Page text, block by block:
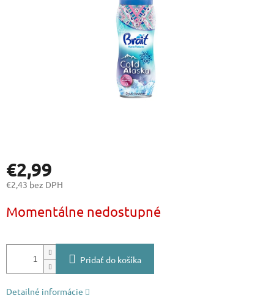
€2,99
€2,43 bez DPH
cena:
Momentálne nedostupné
Pridať do košíka
Detailné informácie